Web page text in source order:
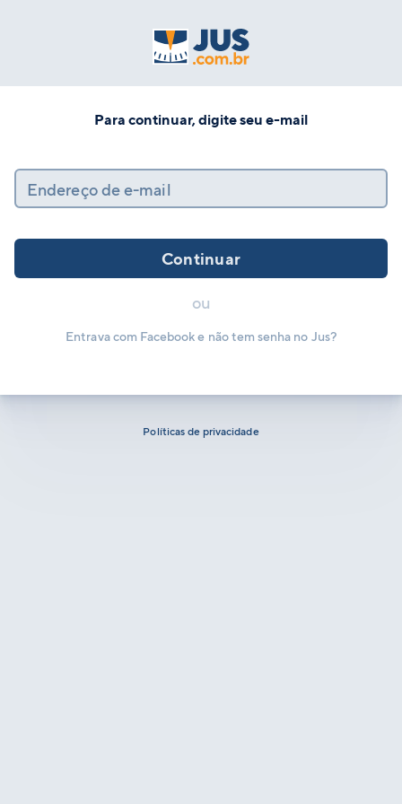
Para continuar, digite seu e-mail
Endereço de e-mail
Continuar
ou
Entrava com Facebook e não tem senha no Jus?
Políticas de privacidade